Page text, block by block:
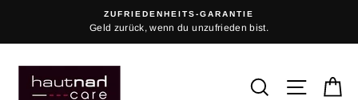
Inhalt
ZUFRIEDENHEITS-GARANTIE
Geld zurück, wenn du unzufrieden bist.
SUCHE